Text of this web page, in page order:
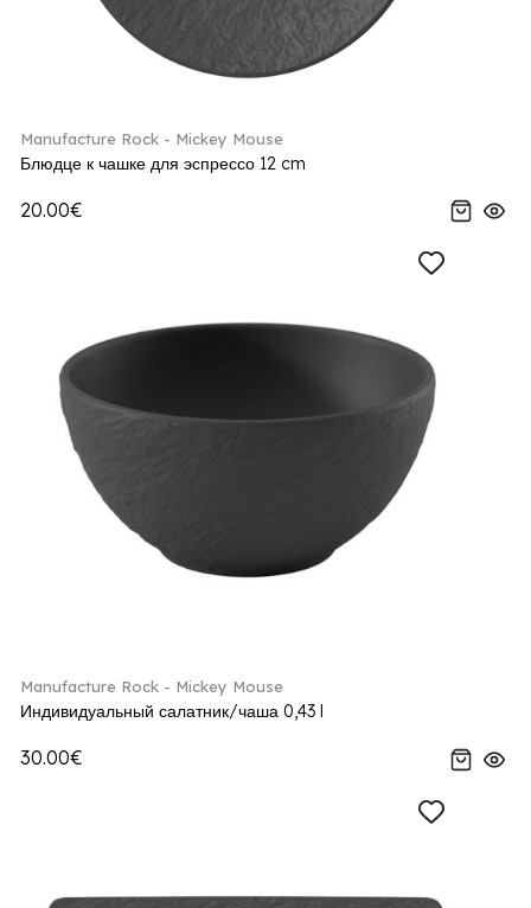
Manufacture Rock - Mickey Mouse
Блюдце к чашке для эспрессо 12 cm
20.00€
Manufacture Rock - Mickey Mouse
Индивидуальный салатник/чаша 0,43 l
30.00€